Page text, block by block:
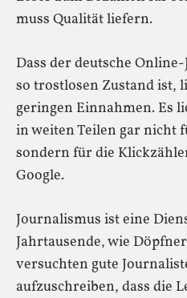
muss Qualität liefern.
Dass der deutsche
so trostlosen Zustand ist,
geringen Einnahmen. Es
in weiten Teilen gar nicht
sondern für die
Google.
Journalismus ist eine
Jahrtausende, wie
versuchten gute
aufzuschreiben, dass die